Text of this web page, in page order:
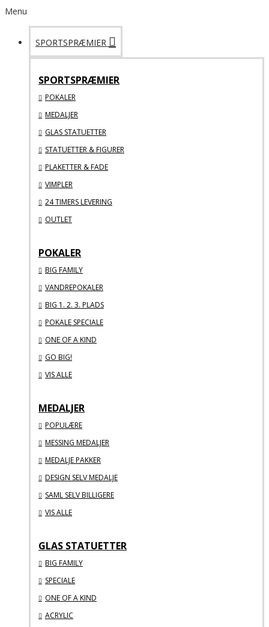
Menu
SPORTSPRÆMIER
SPORTSPRÆMIER
POKALER
MEDALJER
GLAS STATUETTER
STATUETTER & FIGURER
PLAKETTER & FADE
VIMPLER
24 TIMERS LEVERING
OUTLET
POKALER
BIG FAMILY
VANDREPOKALER
BIG 1. 2. 3. PLADS
POKALE SPECIALE
ONE OF A KIND
GO BIG!
VIS ALLE
MEDALJER
POPULÆRE
MESSING MEDALJER
MEDALJE PAKKER
DESIGN SELV MEDALJE
SAML SELV BILLIGERE
VIS ALLE
GLAS STATUETTER
BIG FAMILY
SPECIALE
ONE OF A KIND
ACRYLIC